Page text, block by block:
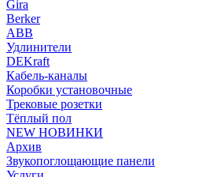
Gira
Berker
ABB
Удлинители
DEKraft
Кабель-каналы
Коробки установочные
Трековые розетки
Тёплый пол
NEW НОВИНКИ
Архив
Звукопоглощающие панели